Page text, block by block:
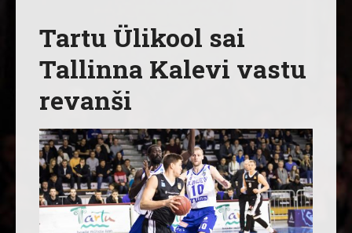
Tartu Ülikool sai
Tallinna Kalevi vastu
revanši